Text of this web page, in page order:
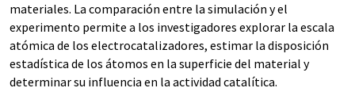
materiales. La comparación entre la simulación y el
experimento permite a los investigadores explorar la escala
atómica de los electrocatalizadores, estimar la disposición
estadística de los átomos en la superficie del material y
determinar su influencia en la actividad catalítica.